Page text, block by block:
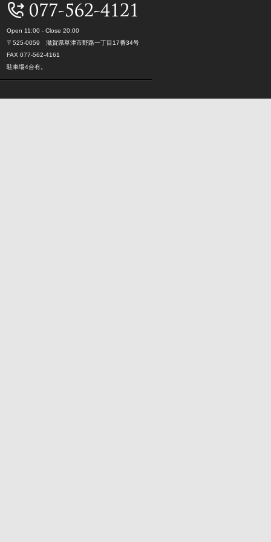
Open 11:00 - Close 20:00
〒525-0059 滋賀県草津市野路一丁目17番34号
FAX 077-562-4161
駐車場4台有。